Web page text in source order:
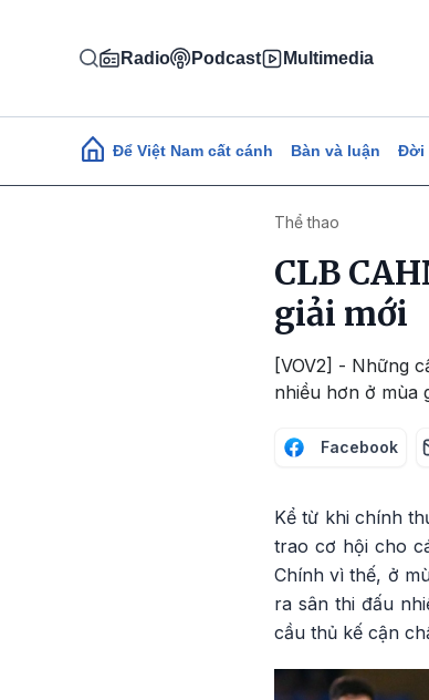
Radio Podcast Multimedia
Main navigation
Để Việt Nam cất cánh Bàn và luận Đời
Thể thao
CLB
giải mới
[VOV2] - Những
nhiều hơn ở mùa
Facebook
Kể từ khi chính
trao cơ hội cho
Chính vì thế, ở
ra sân thi đấu
cầu thủ kế cận